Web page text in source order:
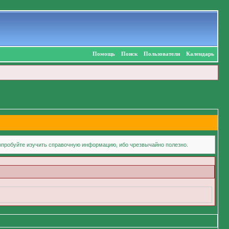
Помощь Поиск Пользователи Календарь
изучить справочную информацию, ибо чрезвычайно полезно.